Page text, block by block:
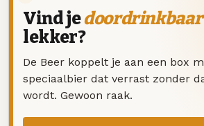
Vind jedoordrinkbaar
lekker?
De Beer koppelt je aan een box
speciaalbier dat verrast zonder
wordt. Gewoon raak.